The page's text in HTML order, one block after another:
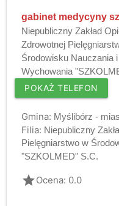
gabinet medycyny
Niepubliczny Zakład
Zdrowotnej
Środowisku Nauczania i
Wychowania
POKAŻ TELEFON
Gmina: Myślibórz -
Filia: Niepubliczny
Pielęgniarstwo w
"SZKOLMED" S.C.
gradeOcena: 0.0